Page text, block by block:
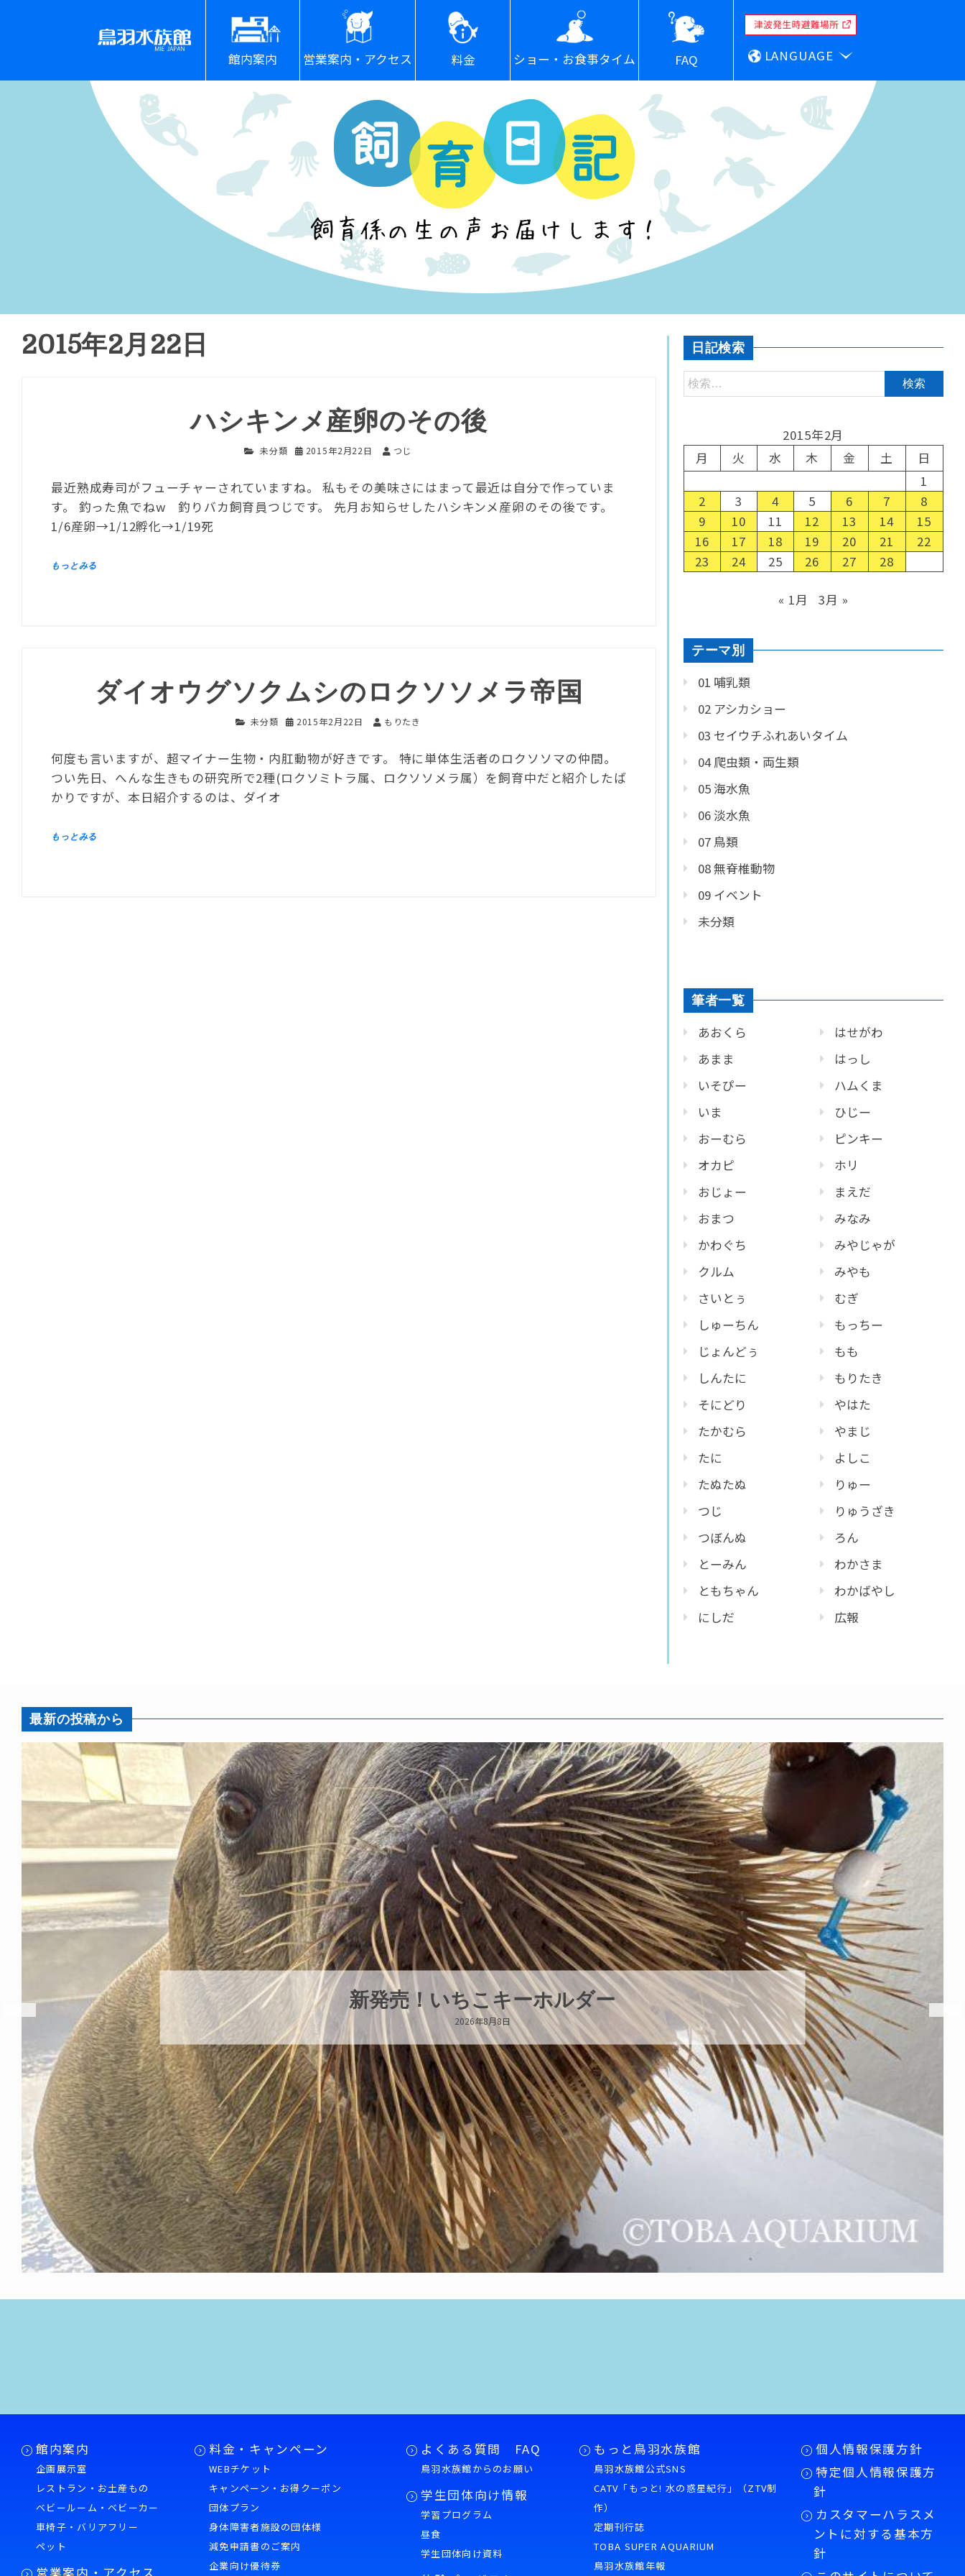
館内案内 営業案内・アクセス 料金 ショー・お食事タイム FAQ LANGUAGE
2015年2月22日
ハシキンメ産卵のその後
未分類 2015年2月22日 つじ
最近熟成寿司がフューチャーされていますね。 私もその美味さにはまって最近は自分で作っていま
す。 釣った魚でねw 釣りバカ飼育員つじです。 先月お知らせしたハシキンメ産卵のその後です。
1/6産卵→1/12孵化→1/19死
ダイオウグソクムシのロクソソメラ帝国
未分類 2015年2月22日 もりたき
何度も言いますが、超マイナー生物・内肛動物が好きです。 特に単体生活者のロクソソマの仲間。
つい先日、へんな生きもの研究所で2種(ロクソミトラ属、ロクソソメラ属）を飼育中だと紹介したば
かりですが、本日紹介するのは、ダイオ
日記検索
2015年2月
月
火 水 木 金 土
日
1
2
3 4 5 6 7
8
9
10 11 12 13 14
15
16
17 18 19 20 21
22
23
24 25 26 27 28
« 1月 3月 »
テーマ別
01 哺乳類
02 アシカショー
03 セイウチふれあいタイム
04 爬虫類・両生類
05 海水魚
06 淡水魚
07 鳥類
08 無脊椎動物
09 イベント
未分類
筆者一覧
あおくら
あまま
いそぴー
いま
おーむら
オカピ
おじょー
おまつ
かわぐち
クルム
さいとぅ
しゅーちん
じょんどぅ
しんたに
そにどり
たかむら
たに
たぬたぬ
つじ
つぼんぬ
とーみん
ともちゃん
にしだ
はせがわ
はっし
ハムくま
ひじー
ピンキー
ホリ
まえだ
みなみ
みやじゃが
みやも
むぎ
もっちー
もも
もりたき
やはた
やまじ
よしこ
りゅー
りゅうざき
ろん
わかさま
わかばやし
広報
最新の投稿から
新発売！いちこキーホルダー
2026年8月8日
館内案内
企画展示室
レストラン・お土産もの
ベビールーム・ベビーカー
車椅子・バリアフリー
ペット
営業案内・アクセス
料金・キャンペーン
WEBチケット
キャンペーン・お得クーポン
団体プラン
身体障害者施設の団体様
減免申請書のご案内
企業向け優待券
よくある質問 FAQ
鳥羽水族館からのお願い
学生団体向け情報
学習プログラム
昼食
学生団体向け資料
もっと鳥羽水族館
鳥羽水族館公式SNS
CATV「もっと! 水の惑星紀行」（ZTV制
作）
定期刊行誌
TOBA SUPER AQUARIUM
鳥羽水族館年報
個人情報保護方針
特定個人情報保護方
針
カスタマーハラスメ
ントに対する基本方
針